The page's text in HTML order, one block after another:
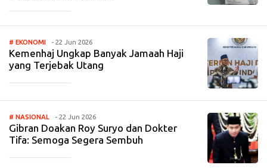
# EKONOMI - 22 Jun 2026
Kemenhaj Ungkap Banyak Jamaah Haji
yang Terjebak Utang
# NASIONAL - 22 Jun 2026
Gibran Doakan Roy Suryo dan Dokter
Tifa: Semoga Segera Sembuh